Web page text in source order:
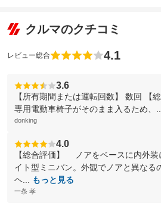
クルマのクチコミ
レビュー総合 4.1
3.6
【所有期間または運転回数】 数回 【
専用電動車椅子がそのまま入るため、...
donking
4.0
【総合評価】 ノアをベースに内外装
イト型ミニバン。外観でノアと異なる
ヘ...
もっと見る
一条 孝